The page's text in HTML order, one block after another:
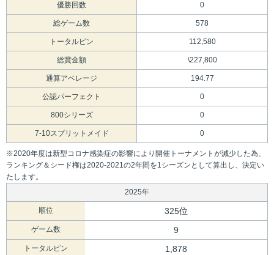
優勝回数 0
総ゲーム数 578
トータルピン 112,580
総賞金額 \227,800
通算アベレージ 194.77
公認パーフェクト 0
800シリーズ 0
7-10スプリットメイド 0
※2020年度は新型コロナ感染症の影響により開催トーナメントが減少した為、
ランキング＆シード権は2020-2021の2年間を1シーズンとして算出し、決定い
たします。
2025年
順位 325位
ゲーム数 9
トータルピン 1,878